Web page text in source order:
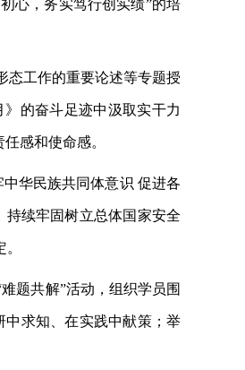
心，务实笃行创实绩”的培
态工作的重要论述等专题授
的奋斗足迹中汲取实干力
感和使命感。
华民族共同体意识 促进各
续牢固树立总体国家安全
题共解”活动，组织学员围
中求知、在实践中献策；举